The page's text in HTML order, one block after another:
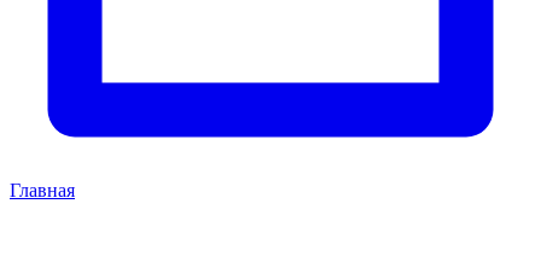
Главная